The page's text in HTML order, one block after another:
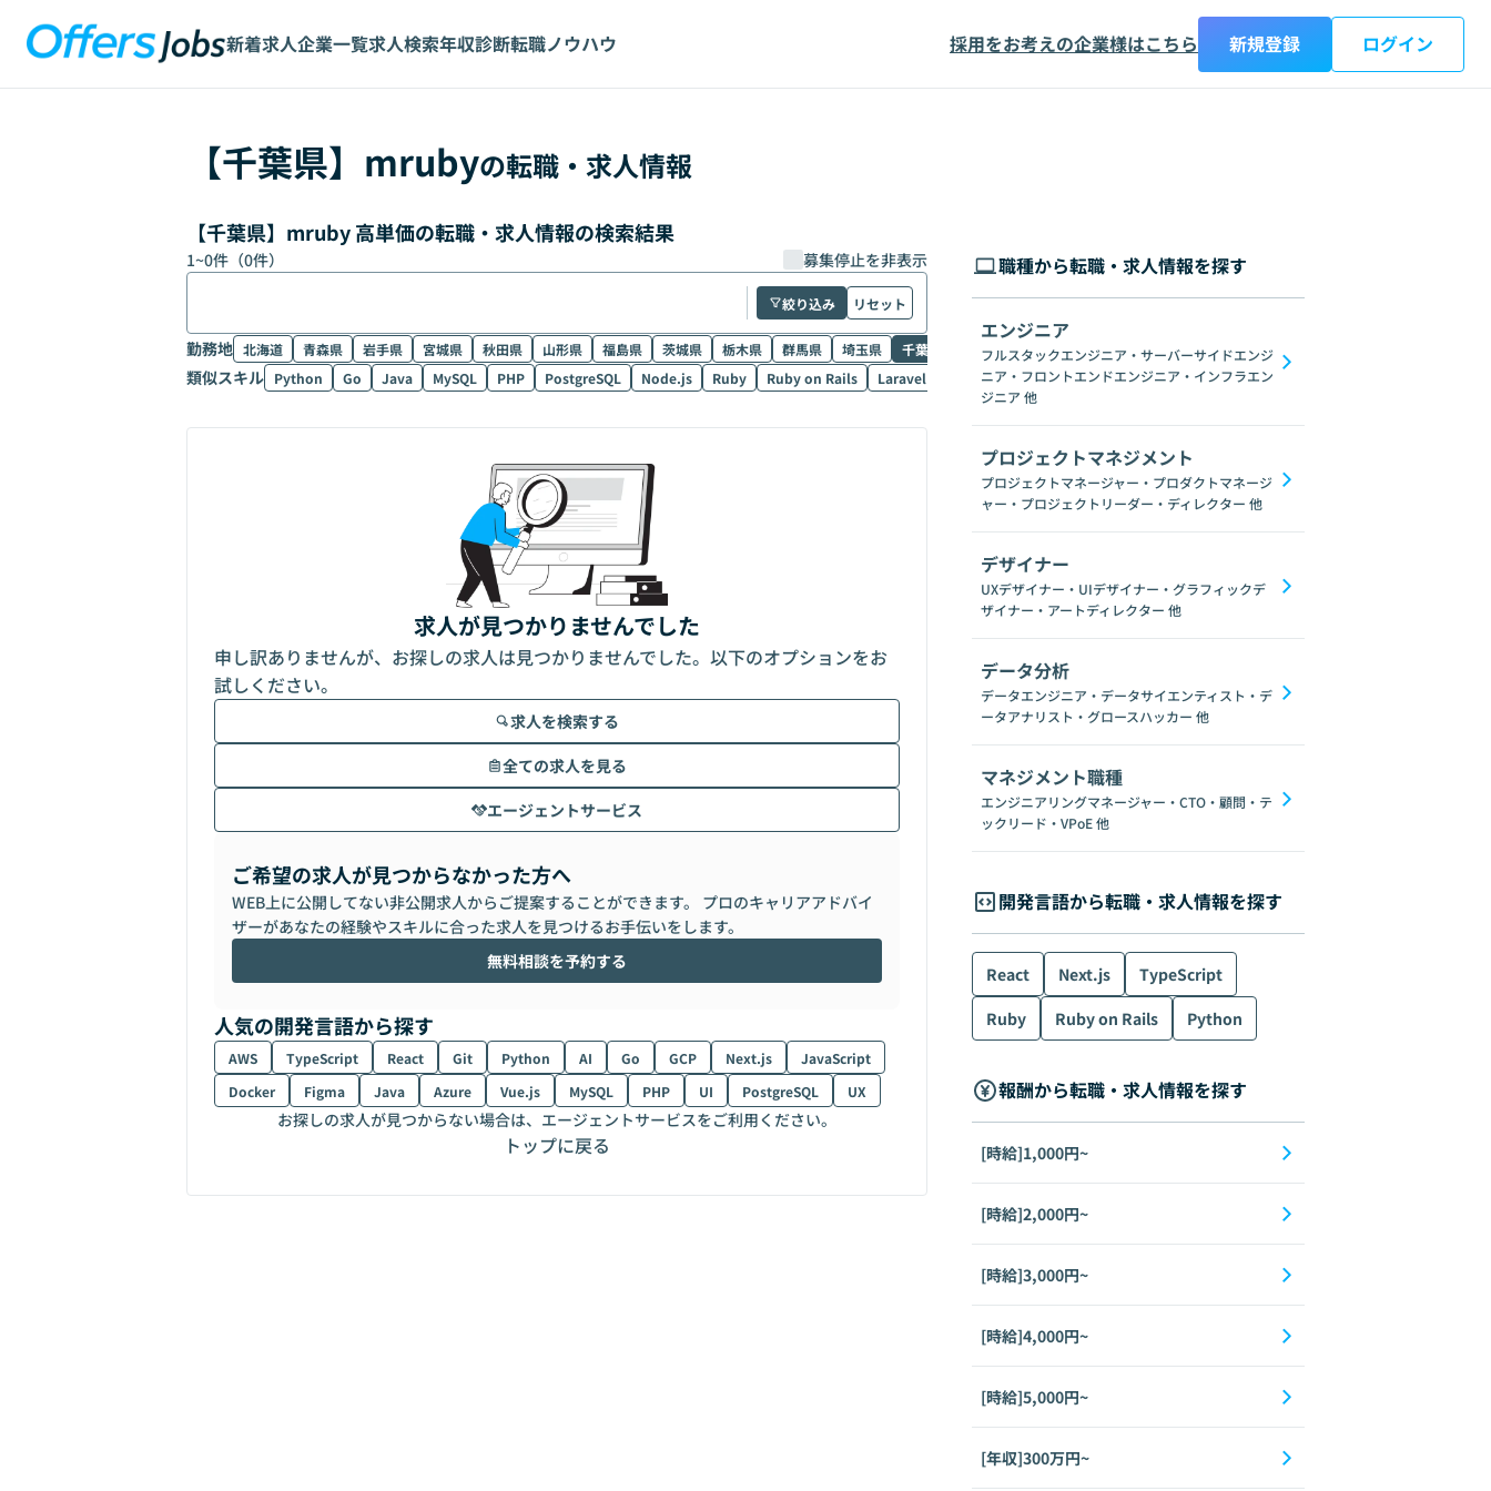
新着求人企業一覧求人検索年収診断転職ノウハウ 採用をお考えの企業様はこちら 新規登録 ログイン
【千葉県】 mrubyの転職・求人情報
【千葉県】mruby 高単価の転職・求人情報の検索結果
1~0件（0件） 募集停止を非表示
絞り込み リセット
勤務地 北海道 青森県 岩手県 宮城県 秋田県 山形県 福島県 茨城県 栃木県 群馬県 埼玉県 千葉県 東京都 神奈川県 新潟県 富山県 石川県
類似スキル Python Go Java MySQL PHP PostgreSQL Node.js Ruby Ruby on Rails Laravel C# GraphQL SpringFramework Redis
求人が見つかりませんでした
申し訳ありませんが、お探しの求人は見つかりませんでした。以下のオプションをお
試しください。
求人を検索する
全ての求人を見る
エージェントサービス
ご希望の求人が見つからなかった方へ
WEB上に公開してない非公開求人からご提案することができます。 プロのキャリアアドバイ
ザーがあなたの経験やスキルに合った求人を見つけるお手伝いをします。
無料相談を予約する
人気の開発言語から探す
AWS TypeScript React Git Python AI Go GCP Next.js
JavaScript
Docker
Figma Java Azure Vue.js MySQL PHP UI PostgreSQL UX
お探しの求人が見つからない場合は、エージェントサービスをご利用ください。
トップに戻る
職種から転職・求人情報を探す
エンジニア
フルスタックエンジニア・サーバーサイドエンジ
ニア・フロントエンドエンジニア・インフラエン
ジニア 他
プロジェクトマネジメント
プロジェクトマネージャー・プロダクトマネージ
ャー・プロジェクトリーダー・ディレクター 他
デザイナー
UXデザイナー・UIデザイナー・グラフィックデ
ザイナー・アートディレクター 他
データ分析
データエンジニア・データサイエンティスト・デ
ータアナリスト・グロースハッカー 他
マネジメント職種
エンジニアリングマネージャー・CTO・顧問・テ
ックリード・VPoE他
開発言語から転職・求人情報を探す
React Next.js
TypeScript
Ruby
Ruby on Rails Python
報酬から転職・求人情報を探す
[時給]1,000円~
[時給]2,000円~
[時給]3,000円~
[時給]4,000円~
[時給]5,000円~
[年収]300万円~